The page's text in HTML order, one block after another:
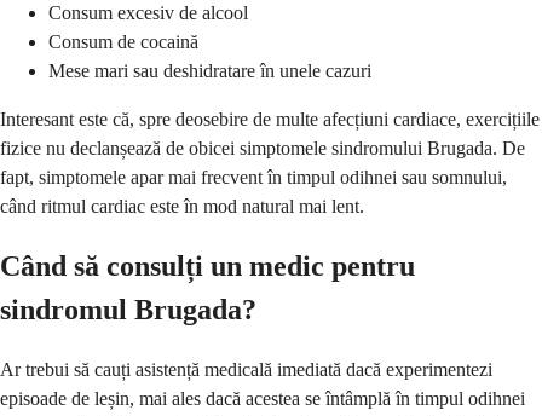
Consum excesiv de alcool
Consum de cocaină
Mese mari sau deshidratare în unele cazuri
Interesant este că, spre deosebire de multe afecțiuni cardiace, exercițiile
fizice nu declanșează de obicei simptomele sindromului Brugada. De
fapt, simptomele apar mai frecvent în timpul odihnei sau somnului,
când ritmul cardiac este în mod natural mai lent.
Când să consulți un medic pentru
sindromul Brugada?
Ar trebui să cauți asistență medicală imediată dacă experimentezi
episoade de leșin, mai ales dacă acestea se întâmplă în timpul odihnei